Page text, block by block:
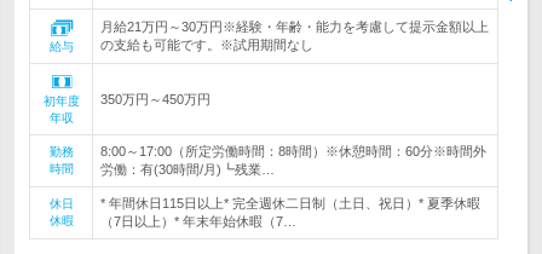
給与
月給21万円～30万円※経験・年齢・能力を考慮して提示金額以上
の支給も可能です。※試用期間なし
初年度
年収
350万円～450万円
勤務
時間
8:00～17:00（所定労働時間：8時間）※休憩時間：60分※時間外
労働：有(30時間/月)┗残業…
休日
休暇
* 年間休日115日以上* 完全週休二日制（土日、祝日）* 夏季休暇
（7日以上）* 年末年始休暇（7…